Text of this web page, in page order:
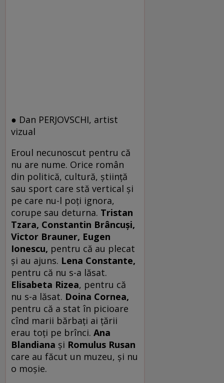
● Dan PERJOVSCHI, artist
vizual
Eroul necunoscut pentru că
nu are nume. Orice român
din politică, cultură, ştiinţă
sau sport care stă vertical şi
pe care nu-l poţi ignora,
corupe sau deturna. Tristan
Tzara, Constantin Brâncuşi,
Victor Brauner, Eugen
Ionescu, pentru că au plecat
şi au ajuns. Lena Constante,
pentru că nu s-a lăsat.
Elisabeta Rizea, pentru că
nu s-a lăsat. Doina Cornea,
pentru că a stat în picioare
cînd marii bărbaţi ai ţării
erau toţi pe brînci. Ana
Blandiana şi Romulus Rusan
care au făcut un muzeu, şi nu
o moşie.